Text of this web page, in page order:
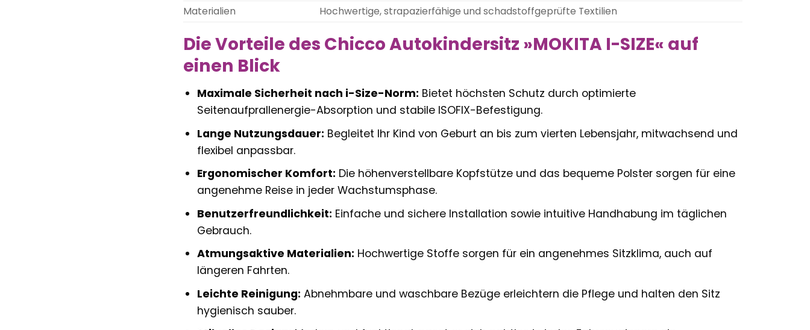
Materialien
Hochwertige, strapazierfähige und schadstoffgeprüfte Textilien
Die Vorteile des Chicco Autokindersitz »MOKITA I-SIZE« auf
einen Blick
Maximale Sicherheit nach i-Size-Norm: Bietet höchsten Schutz durch optimierte
Seitenaufprallenergie-Absorption und stabile ISOFIX-Befestigung.
Lange Nutzungsdauer: Begleitet Ihr Kind von Geburt an bis zum vierten Lebensjahr, mitwachsend und
flexibel anpassbar.
Ergonomischer Komfort: Die höhenverstellbare Kopfstütze und das bequeme Polster sorgen für eine
angenehme Reise in jeder Wachstumsphase.
Benutzerfreundlichkeit: Einfache und sichere Installation sowie intuitive Handhabung im täglichen
Gebrauch.
Atmungsaktive Materialien: Hochwertige Stoffe sorgen für ein angenehmes Sitzklima, auch auf
längeren Fahrten.
Leichte Reinigung: Abnehmbare und waschbare Bezüge erleichtern die Pflege und halten den Sitz
hygienisch sauber.